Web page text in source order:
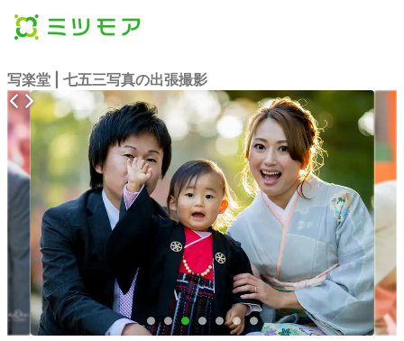
写楽堂 | 七五三写真の出張撮影
● ● ● ● ● ● ●